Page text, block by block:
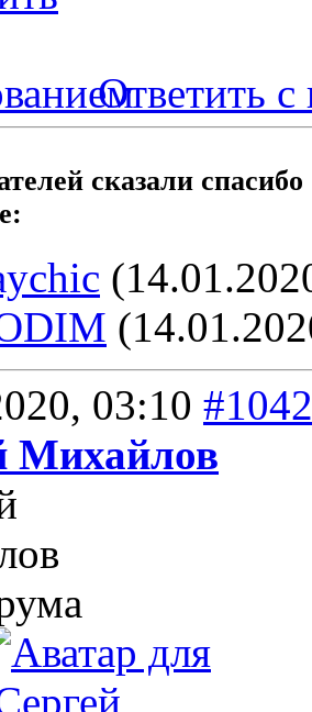
Ответить с
сказали
03:10
Михайлов